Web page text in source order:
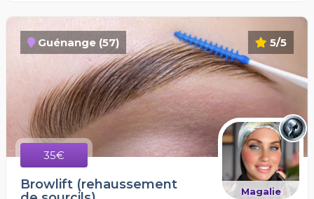
5/5
Guénange (57)
35€
Magalie
Browlift (rehaussement